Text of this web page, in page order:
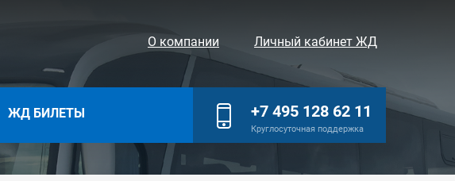
О компании Личный кабинет ЖД
ЖД БИЛЕТЫ +7 495 128 62 11
Круглосуточная поддержка